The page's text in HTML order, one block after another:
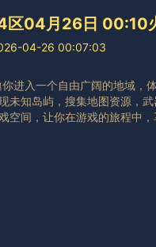
区04月26日 00:10
04-26 00:07:03
进入一个自由广阔的地域，
未知岛屿，搜集地图资源，
空间，让你在游戏的旅程中